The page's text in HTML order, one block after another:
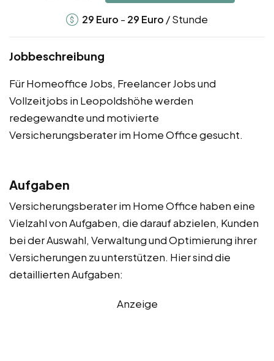
29 Euro - 29 Euro / Stunde
Jobbeschreibung
Für Homeoffice Jobs, Freelancer Jobs und
Vollzeitjobs in Leopoldshöhe werden
redegewandte und motivierte
Versicherungsberater im Home Office gesucht.
Aufgaben
Versicherungsberater im Home Office haben eine
Vielzahl von Aufgaben, die darauf abzielen, Kunden
bei der Auswahl, Verwaltung und Optimierung ihrer
Versicherungen zu unterstützen. Hier sind die
detaillierten Aufgaben:
Anzeige